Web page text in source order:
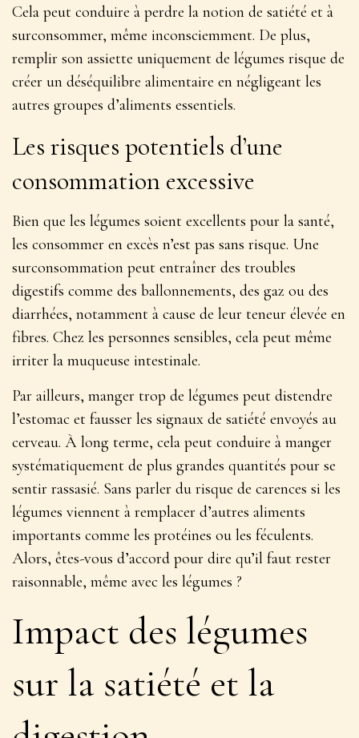
Cela peut conduire à perdre la notion de satiété et à
surconsommer, même inconsciemment. De plus,
remplir son assiette uniquement de légumes risque de
créer un déséquilibre alimentaire en négligeant les
autres groupes d’aliments essentiels.
Les risques potentiels d’une
consommation excessive
Bien que les légumes soient excellents pour la santé,
les consommer en excès n’est pas sans risque. Une
surconsommation peut entraîner des troubles
digestifs comme des ballonnements, des gaz ou des
diarrhées, notamment à cause de leur teneur élevée en
fibres. Chez les personnes sensibles, cela peut même
irriter la muqueuse intestinale.
Par ailleurs, manger trop de légumes peut distendre
l’estomac et fausser les signaux de satiété envoyés au
cerveau. À long terme, cela peut conduire à manger
systématiquement de plus grandes quantités pour se
sentir rassasié. Sans parler du risque de carences si les
légumes viennent à remplacer d’autres aliments
importants comme les protéines ou les féculents.
Alors, êtes-vous d’accord pour dire qu’il faut rester
raisonnable, même avec les légumes ?
Impact des légumes
sur la satiété et la